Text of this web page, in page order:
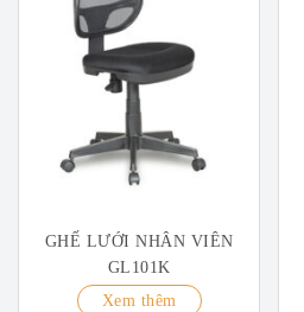
GHẾ LƯỚI NHÂN VIÊN
GL101K
Xem thêm